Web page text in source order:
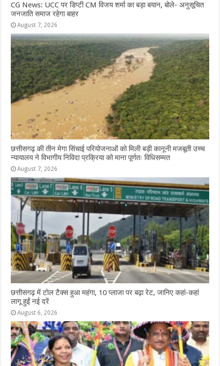
CG News: UCC पर डिप्टी CM विजय शर्मा का बड़ा बयान, बोले- अनुसूचित
जनजाति समाज रहेगा बाहर
August 7, 2026
छत्तीसगढ़ की तीन मेगा सिंचाई परियोजनाओं को मिली बड़ी कानूनी मजबूती उच्च
न्यायालय ने विभागीय निविदा प्रक्रिया को माना पूर्णतः विधिसम्मत
August 7, 2026
छत्तीसगढ़ में टोल टैक्स हुआ महंगा, 10 प्लाजा पर बढ़ा रेट, जानिए कहां-कहां
लागू हुईं नई दरें
August 6, 2026